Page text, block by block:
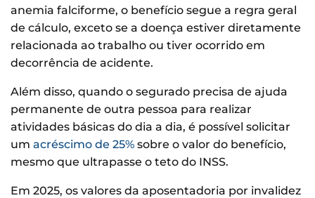
anemia falciforme, o benefício segue a regra geral
de cálculo, exceto se a doença estiver diretamente
relacionada ao trabalho ou tiver ocorrido em
decorrência de acidente.
Além disso, quando o segurado precisa de ajuda
permanente de outra pessoa para realizar
atividades básicas do dia a dia, é possível solicitar
um acréscimo de 25% sobre o valor do benefício,
mesmo que ultrapasse o teto do INSS.
Em 2025, os valores da aposentadoria por invalidez